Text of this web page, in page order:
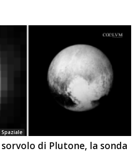
di Plutone, la sonda